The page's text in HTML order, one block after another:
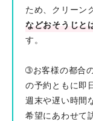
ため、クリーン
などおそうじと
す。
➂お客様の都合
の予約ともに即
週末や遅い時間
希望にあわせて